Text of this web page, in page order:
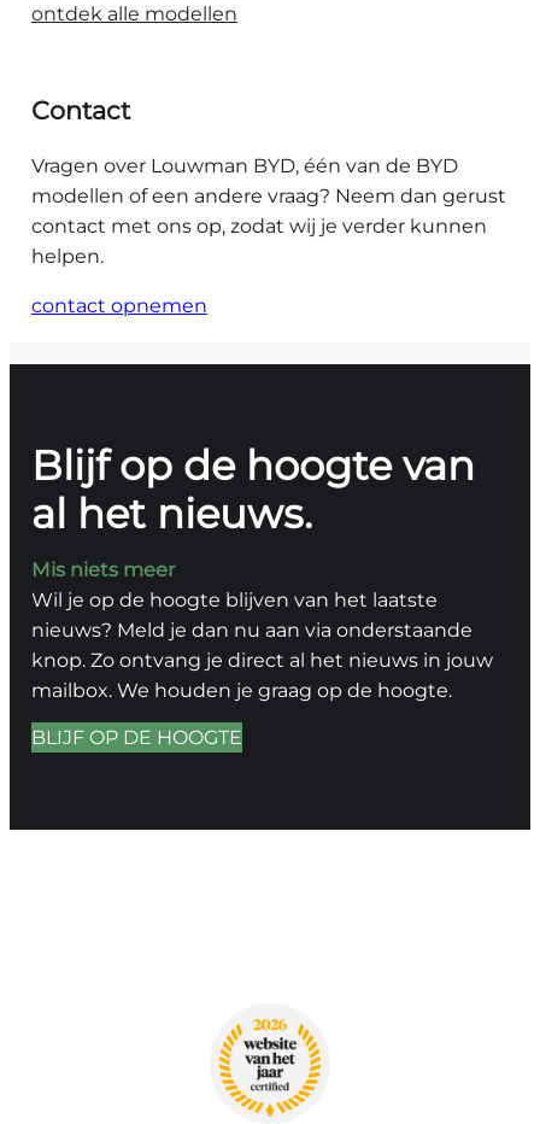
ontdek alle modellen
Contact
Vragen over Louwman BYD, één van de BYD
modellen of een andere vraag? Neem dan gerust
contact met ons op, zodat wij je verder kunnen
helpen.
contact opnemen
Blijf op de hoogte van
al het nieuws.
Mis niets meer
Wil je op de hoogte blijven van het laatste
nieuws? Meld je dan nu aan via onderstaande
knop. Zo ontvang je direct al het nieuws in jouw
mailbox. We houden je graag op de hoogte.
BLIJF OP DE HOOGTE